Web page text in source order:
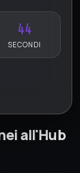
42
SECONDI
all'Hub